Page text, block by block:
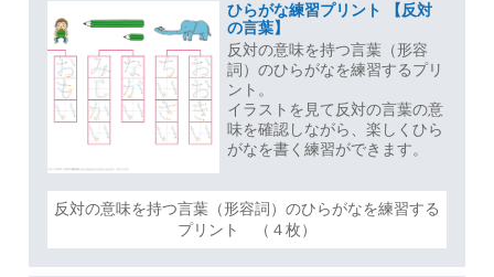
ひらがな練習プリント 【反対
の言葉】
反対の意味を持つ言葉（形容
詞）のひらがなを練習するプリ
ント。
イラストを見て反対の言葉の意
味を確認しながら、楽しくひら
がなを書く練習ができます。
反対の意味を持つ言葉（形容詞）のひらがなを練習する
プリント （４枚）